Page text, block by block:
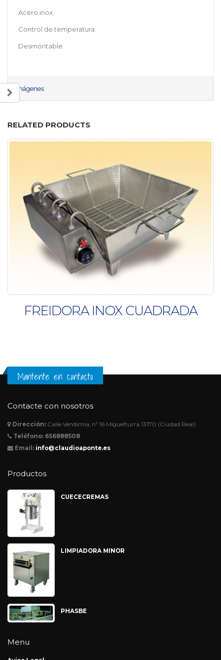
. Acero inox.
. Control de temperatura.
. Desmontable.
Imágenes
RELATED PRODUCTS
FREIDORA INOX CUADRADA
Mantente en contacto
Contacte con nosotros
Dirección: Calle Vendimia, nº 16 Miguelturra 13170 (Ciudad Real)
Teléfono: 656888508
Email: info@claudioaponte.es
Productos
CUECECREMAS
LIMPIADORA MINOR
PHASBE
Menu